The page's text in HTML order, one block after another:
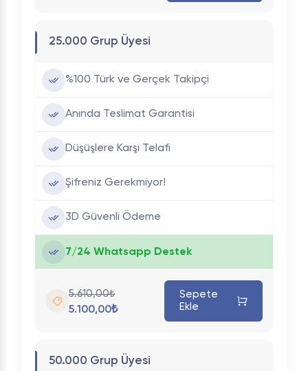
25.000 Grup Üyesi
%100 Türk ve Gerçek Takipçi
Anında Teslimat Garantisi
Düşüşlere Karşı Telafi
Şifreniz Gerekmiyor!
3D Güvenli Ödeme
7/24 Whatsapp Destek
5.610,00₺
5.100,00₺
Sepete
Ekle
50.000 Grup Üyesi